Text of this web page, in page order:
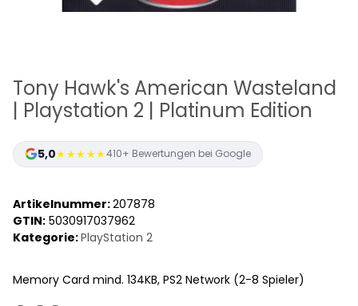
Tony Hawk's American Wasteland
| Playstation 2 | Platinum Edition
5,0★★★★★410+ Bewertungen bei Google
Artikelnummer:207878
GTIN: 5030917037962
Kategorie:PlayStation 2
Memory Card mind. 134KB, PS2 Network (2-8 Spieler)